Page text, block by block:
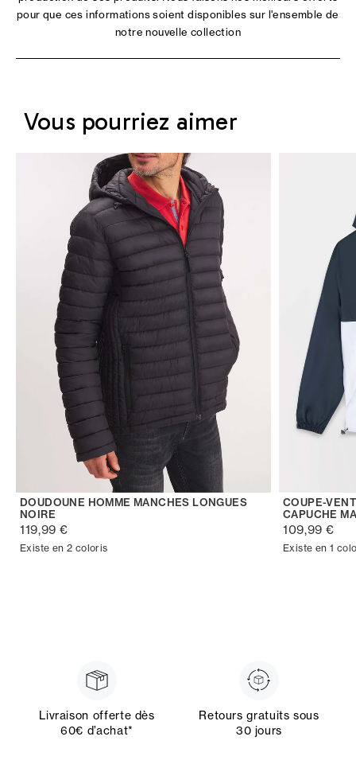
pour que ces informations soient disponibles sur l'ensemble de
notre nouvelle collection
Vous pourriez aimer
DOUDOUNE HOMME MANCHES LONGUES
NOIRE
119,99 €
Existe en 2 coloris
COUPE-
CAPUCHE
109,99 €
Existe en 1
Livraison offerte dès
60€ d’achat*
Retours gratuits sous
30 jours